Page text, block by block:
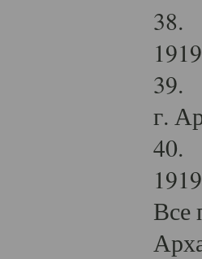
38.
39.
г.
40.
Все